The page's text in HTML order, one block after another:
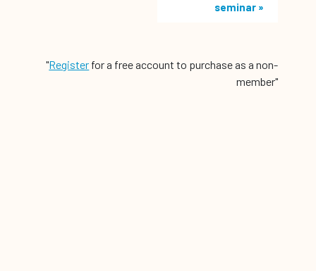
seminar »
"Register for a free account to purchase as a non-
member"